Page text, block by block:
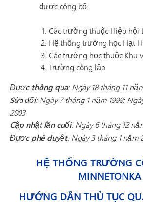
được công bố.
Các trường thuộc Hiệp hội
Hệ thống trường học Hạt
Các trường học thuộc Khu
Trường công lập
Được thông qua: Ngày 18 tháng 11
Sửa đổi: Ngày 7 tháng 1 năm 1999;
2003
Cập nhật lần cuối: Ngày 6 tháng 12
Được phê duyệt: Ngày 3 tháng 1 năm
HỆ THỐNG TRƯỜNG
MINNETONKA
HƯỚNG DẪN THỦ TỤC